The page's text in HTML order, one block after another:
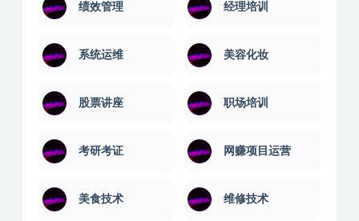
绩效管理 经理培训
系统运维 美容化妆
股票讲座 职场培训
考研考证 网赚项目运营
美食技术 维修技术